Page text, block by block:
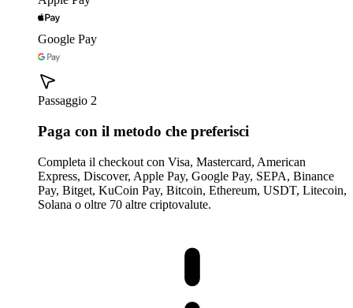
Google Pay
Passaggio 2
Paga con il metodo che preferisci
Completa il checkout con Visa, Mastercard, American
Express, Discover, Apple Pay, Google Pay, SEPA, Binance
Pay, Bitget, KuCoin Pay, Bitcoin, Ethereum, USDT, Litecoin,
Solana o oltre 70 altre criptovalute.